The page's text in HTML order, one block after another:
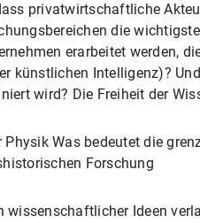
privatwirtschaftliche
die
erarbeitet werden,
künstlichen Intelligenz)?
wird? Die Freiheit der
Was bedeutet die
Forschung
wissenschaftlicher Ideen